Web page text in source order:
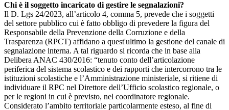
Chi è il soggetto incaricato di gestire le segnalazioni?
Il D. Lgs 24/2023, all’articolo 4, comma 5, prevede che i soggetti
del settore pubblico cui è fatto obbligo di prevedere la figura del
Responsabile della Prevenzione della Corruzione e della
Trasparenza (RPCT) affidano a quest'ultimo la gestione del canale di
segnalazione interna. A tal riguardo si ricorda che in base alla
Delibera ANAC 430/2016: “tenuto conto dell’articolazione
periferica del sistema scolastico e dei rapporti che intercorrono tra le
istituzioni scolastiche e l’Amministrazione ministeriale, si ritiene di
individuare il RPC nel Direttore dell’Ufficio scolastico regionale, o
per le regioni in cui è previsto, nel coordinatore regionale.
Considerato l’ambito territoriale particolarmente esteso, al fine di